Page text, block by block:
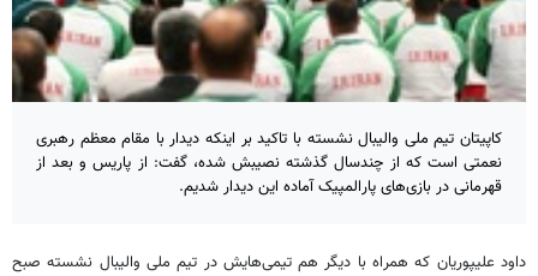
کاپیتان تیم ملی والیبال نشسته با تاکید بر اینکه دیدار با مقام معظم رهبری
نعمتی است که از چندسال گذشته نصیبش شده، گفت: از پاریس و بعد از
قهرمانی در بازی‌های پارالمپیک آماده این دیدار شدیم.
داود علیپوریان که همراه با دیگر هم تیمی‌هایش در تیم ملی والیبال نشسته صبح